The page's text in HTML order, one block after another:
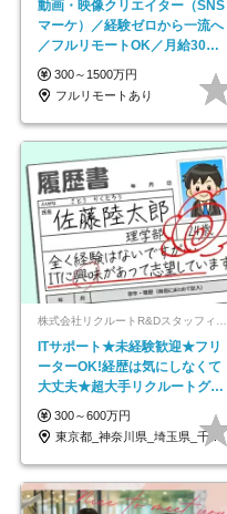
動画・映像クリエイター（SNS
マーケ）／経験ゼロから一流へ
／フルリモートOK／月給30万
円～／年休130日以上
300～1500万円
フルリモートあり
株式会社リクルートR&Dスタッフィング【リクルートグループ】
ITサポート★未経験歓迎★フリ
ーターOK!経歴は気にしなくて
大丈夫★超大手リクルートグル
ープの正社員/sg
300～600万円
東京都_神奈川県_埼玉県_千葉県_大阪府…